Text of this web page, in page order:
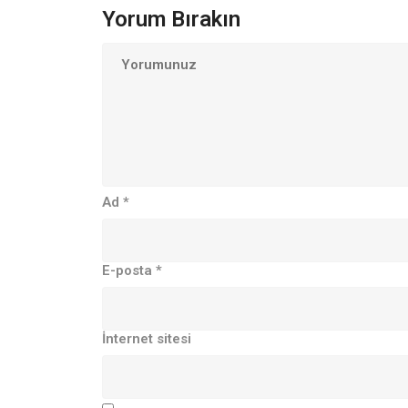
Yorum Bırakın
Ad *
E-posta *
İnternet sitesi